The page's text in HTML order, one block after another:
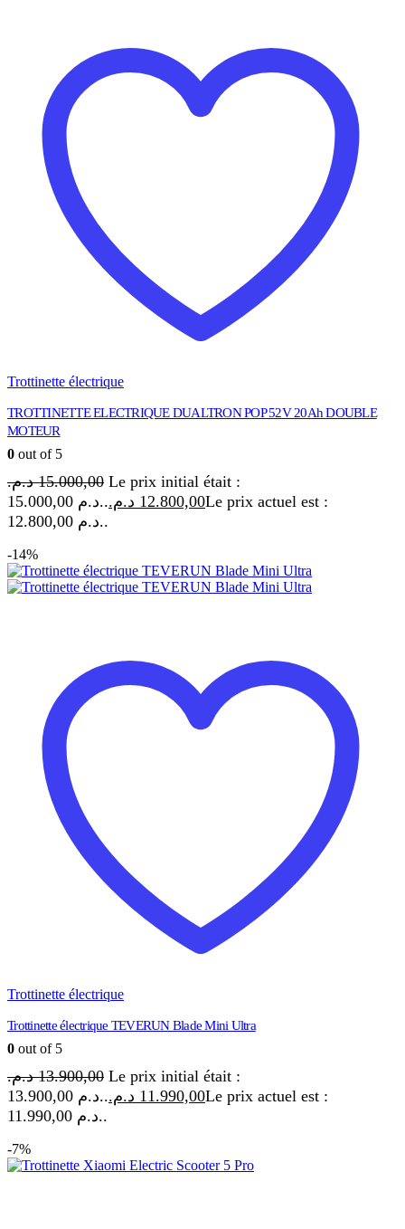
Trottinette électrique
TROTTINETTE ELECTRIQUE DUALTRON POP 52V 20Ah DOUBLE
MOTEUR
0 out of 5
15.000,00 د.م.
Le prix initial était :
15.000,00 د.م..
12.800,00 د.م.
Le prix actuel est :
12.800,00 د.م..
-14%
Trottinette électrique
Trottinette électrique TEVERUN Blade Mini Ultra
0 out of 5
13.900,00 د.م.
Le prix initial était :
13.900,00 د.م..
11.990,00 د.م.
Le prix actuel est :
11.990,00 د.م..
-7%